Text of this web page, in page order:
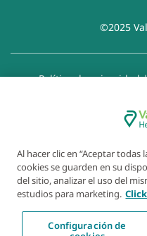
©2025
Política de privacidad
Aviso de
Exención de
Al hacer clic en “Aceptar todas
cookies se guarden en su
del sitio, analizar el uso del
estudios para marketing.
Configuración de